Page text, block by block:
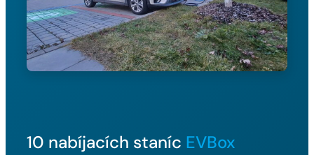
10 nabíjacích staníc EVBox